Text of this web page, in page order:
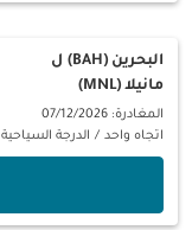
البحرين (BAH)
ل
مانيلا (MNL)
المغادرة: 07/12/2026
اتجاه واحد / الدرجة السياحية